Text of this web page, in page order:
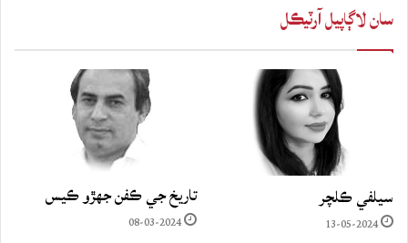
سان لاڳاپيل آرٽيڪل
سيلفي ڪلچر
13-05-2024
تاريخ جي ڪفن جھڙو ڪيس
08-03-2024